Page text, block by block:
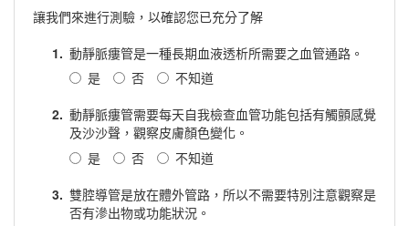
讓我們來進行測驗，以確認您已充分了解
1. 動靜脈瘻管是一種長期血液透析所需要之血管通路。
是
否
不知道
2. 動靜脈瘻管需要每天自我檢查血管功能包括有觸顫感覺
及沙沙聲，觀察皮膚顏色變化。
是
否
不知道
3. 雙腔導管是放在體外管路，所以不需要特別注意觀察是
否有滲出物或功能狀況。